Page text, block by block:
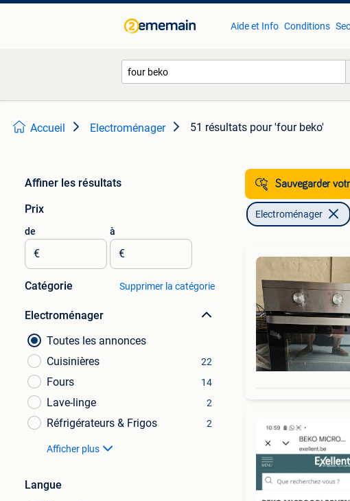
Aide et Info Conditions
Accueil Electroménager 51 résultats pour 'four beko'
Affiner les résultats
Prix
de
€
à
€
Catégorie Supprimer la catégorie
Electroménager
Toutes les annonces
Cuisinières
22
Fours 14
Lave-linge 2
Réfrigérateurs & Frigos 2
Afficher plus
Langue
Sauvegarder
Electroménager